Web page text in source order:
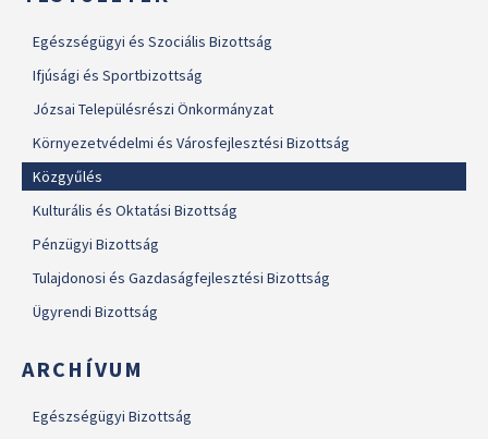
Egészségügyi és Szociális Bizottság
Ifjúsági és Sportbizottság
Józsai Településrészi Önkormányzat
Környezetvédelmi és Városfejlesztési Bizottság
Közgyűlés
Kulturális és Oktatási Bizottság
Pénzügyi Bizottság
Tulajdonosi és Gazdaságfejlesztési Bizottság
Ügyrendi Bizottság
ARCHÍVUM
Egészségügyi Bizottság